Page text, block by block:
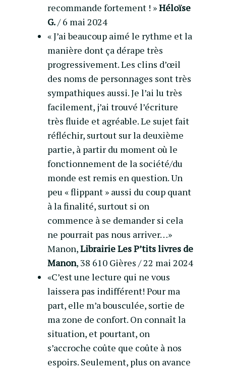
recommande fortement ! »Héloïse
G./ 6 mai 2024
« J’ai beaucoup aimé le rythme et la
manière dont ça dérape très
progressivement. Les clins d’œil
des noms de personnages sont très
sympathiques aussi. Je l’ai lu très
facilement, j’ai trouvé l’écriture
très fluide et agréable. Le sujet fait
réfléchir, surtout sur la deuxième
partie, à partir du moment où le
fonctionnement de la société/du
monde est remis en question. Un
peu « flippant » aussi du coup quant
à la finalité, surtout si on
commence à se demander si cela
ne pourrait pas nous arriver…»
Manon,Librairie Les P’tits livres de
Manon, 38 610 Gières / 22 mai 2024
«C’est une lecture qui ne vous
laissera pas indifférent! Pour ma
part, elle m’a bousculée, sortie de
ma zone de confort. On connaît la
situation, et pourtant, on
s’accroche coûte que coûte à nos
espoirs. Seulement, plus on avance